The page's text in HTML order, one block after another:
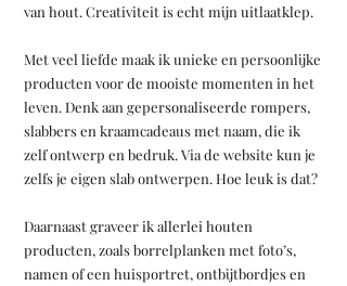
van hout. Creativiteit is echt mijn uitlaatklep.
Met veel liefde maak ik unieke en persoonlijke
producten voor de mooiste momenten in het
leven. Denk aan gepersonaliseerde rompers,
slabbers en kraamcadeaus met naam, die ik
zelf ontwerp en bedruk. Via de website kun je
zelfs je eigen slab ontwerpen. Hoe leuk is dat?
Daarnaast graveer ik allerlei houten
producten, zoals borrelplanken met foto’s,
namen of een huisportret, ontbijtbordjes en